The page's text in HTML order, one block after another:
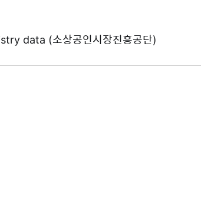
data (소상공인시장진흥공단)